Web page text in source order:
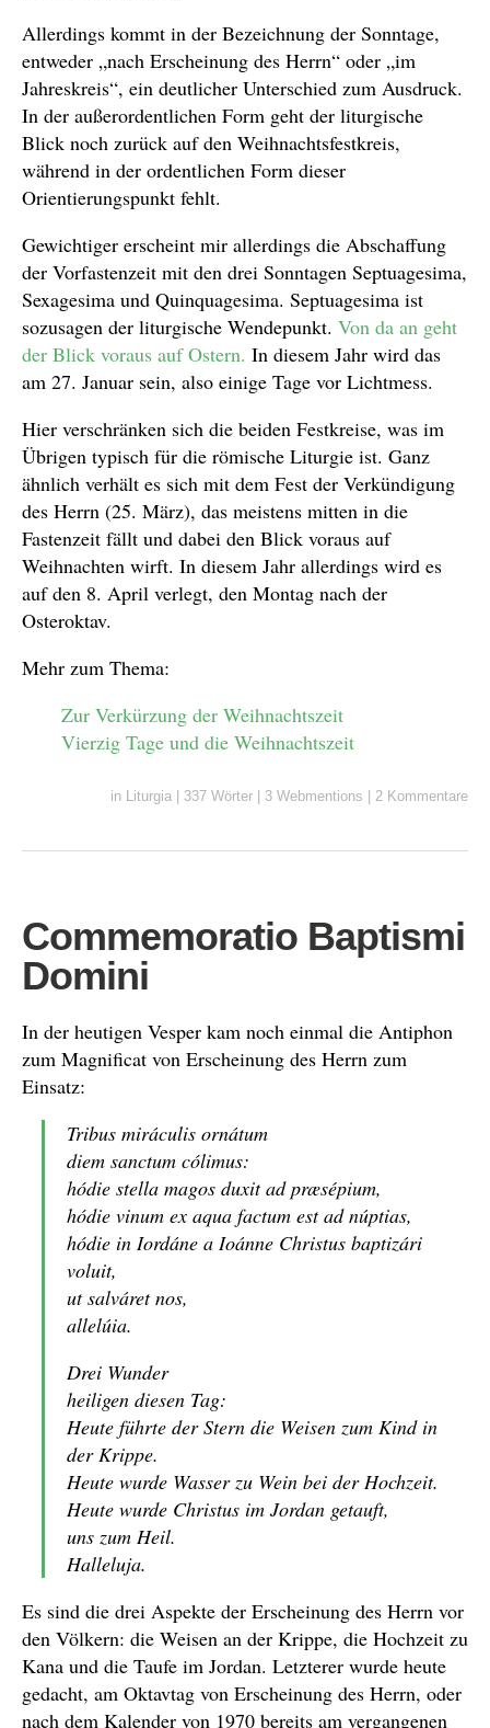
Allerdings kommt in der Bezeichnung der Sonntage,
entweder „nach Erscheinung des Herrn“ oder „im
Jahreskreis“, ein deutlicher Unterschied zum Ausdruck.
In der außerordentlichen Form geht der liturgische
Blick noch zurück auf den Weihnachtsfestkreis,
während in der ordentlichen Form dieser
Orientierungspunkt fehlt.
Gewichtiger erscheint mir allerdings die Abschaffung
der Vorfastenzeit mit den drei Sonntagen Septuagesima,
Sexagesima und Quinquagesima. Septuagesima ist
sozusagen der liturgische Wendepunkt. Von da an geht
der Blick voraus auf Ostern. In diesem Jahr wird das
am 27. Januar sein, also einige Tage vor Lichtmess.
Hier verschränken sich die beiden Festkreise, was im
Übrigen typisch für die römische Liturgie ist. Ganz
ähnlich verhält es sich mit dem Fest der Verkündigung
des Herrn (25. März), das meistens mitten in die
Fastenzeit fällt und dabei den Blick voraus auf
Weihnachten wirft. In diesem Jahr allerdings wird es
auf den 8. April verlegt, den Montag nach der
Osteroktav.
Mehr zum Thema:
Zur Verkürzung der Weihnachtszeit
Vierzig Tage und die Weihnachtszeit
in Liturgia 337 Wörter 3 Webmentions 2 Kommentare
Commemoratio Baptismi
Domini
In der heutigen Vesper kam noch einmal die Antiphon
zum Magnificat von Erscheinung des Herrn zum
Einsatz:
Tribus miráculis ornátum
diem sanctum cólimus:
hódie stella magos duxit ad præsépium,
hódie vinum ex aqua factum est ad núptias,
hódie in Iordáne a Ioánne Christus baptizári
voluit,
ut salváret nos,
allelúia.
Drei Wunder
heiligen diesen Tag:
Heute führte der Stern die Weisen zum Kind in
der Krippe.
Heute wurde Wasser zu Wein bei der Hochzeit.
Heute wurde Christus im Jordan getauft,
uns zum Heil.
Halleluja.
Es sind die drei Aspekte der Erscheinung des Herrn vor
den Völkern: die Weisen an der Krippe, die Hochzeit zu
Kana und die Taufe im Jordan. Letzterer wurde heute
gedacht, am Oktavtag von Erscheinung des Herrn, oder
nach dem Kalender von 1970 bereits am vergangenen